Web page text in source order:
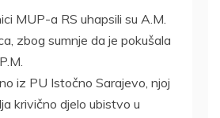
MUP-a RS uhapsili su A.M.
zbog sumnje da je pokušala
iz PU Istočno Sarajevo, njoj
krivično djelo ubistvo u